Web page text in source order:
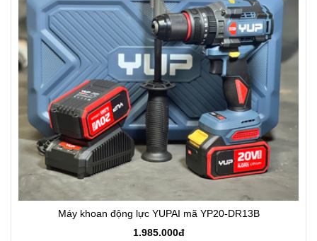
Máy khoan động lực YUPAI mã YP20-DR13B
1.985.000đ